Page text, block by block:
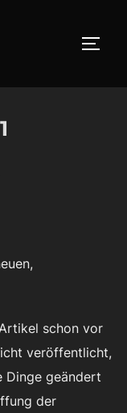
schon vor
veröffentlicht,
Dinge geändert
der